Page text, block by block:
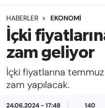
HABERLER EKONOMİ
İçki
zam geliyor
İçki fiyatlarına
zam yapılacak.
24.06.2024 - 17:48 140
EKONOMİ
EMEK HABERLERİ
YENİ MEDYADA
GAZETECİLİĞİNİ
FAYDALI BİLGİLER
Hava Durumu
İstanbul Namaz
Trafik Durumu
Süper Lig Puan